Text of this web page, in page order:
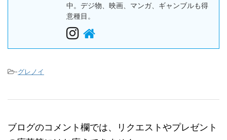
中。デジ物、映画、マンガ、ギャンブルも得
意種目。
-グレノイ
ブログのコメント欄では、リクエストやプレゼント